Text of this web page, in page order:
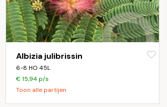
Albizia julibrissin
6-8 HO 45L
€ 15,94 p/s
Toon alle partijen